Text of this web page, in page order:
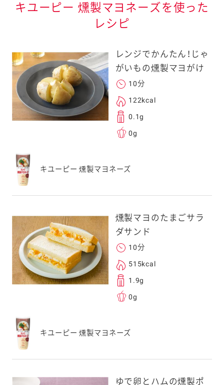
キユーピー 燻製マヨネーズを使った
レシピ
レンジでかんたん！じゃ
がいもの燻製マヨがけ
10分
122kcal
0.1g
0g
キユーピー 燻製マヨネーズ
燻製マヨのたまごサラ
ダサンド
10分
515kcal
1.9g
0g
キユーピー 燻製マヨネーズ
ゆで卵とハムの燻製ポ